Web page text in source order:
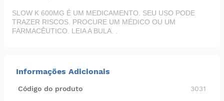
SLOW K 600MG É UM MEDICAMENTO. SEU USO PODE
TRAZER RISCOS. PROCURE UM MÉDICO OU UM
FARMACÊUTICO. LEIA A BULA. .
Informações Adicionais
Código do produto 3031